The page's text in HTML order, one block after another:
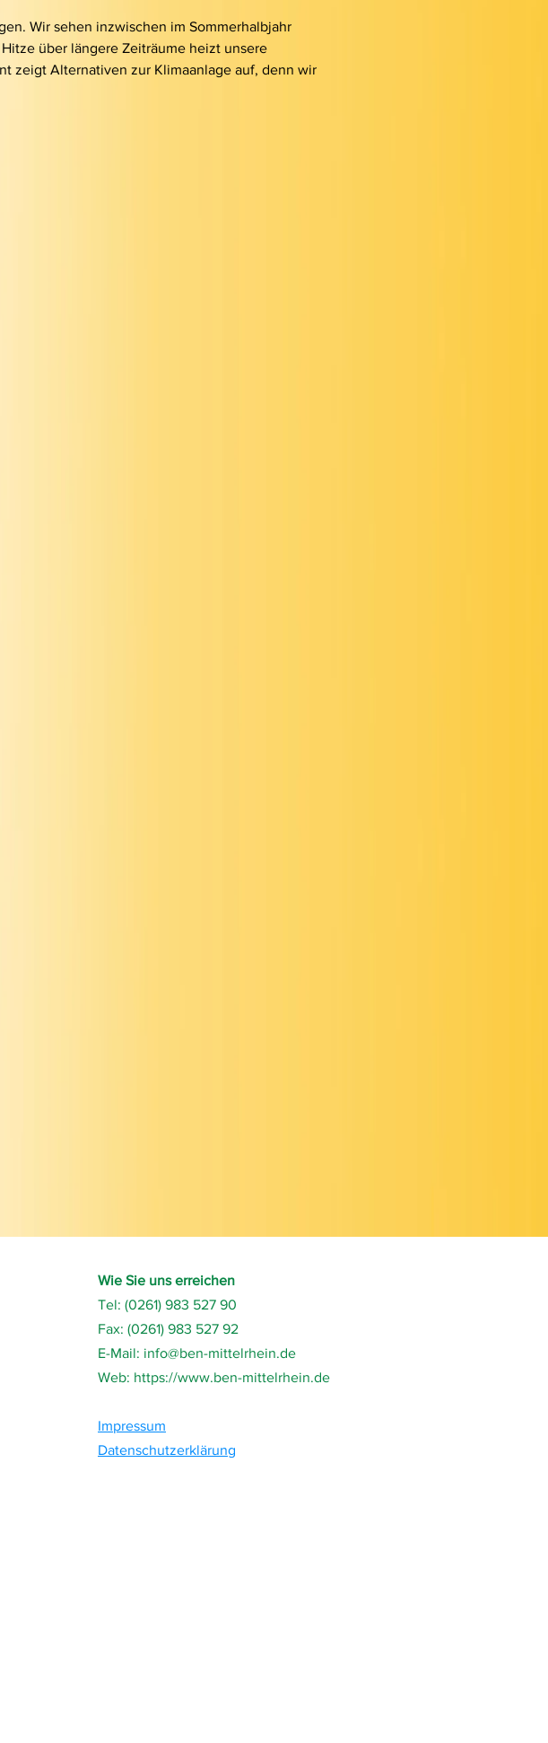
Wir sehen inzwischen im Sommerhalbjahr
über längere Zeiträume heizt unsere
zeigt Alternativen zur Klimaanlage auf, denn wir
Wie Sie uns erreichen
Tel: (0261) 983 527 90
Fax: (0261) 983 527 92
E-Mail: info@ben-mittelrhein.de
Web: https://www.ben-mittelrhein.de
Impressum
Datenschutzerklärung